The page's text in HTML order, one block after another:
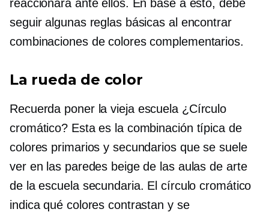
reaccionará ante ellos. En base a esto, debe
seguir algunas reglas básicas al encontrar
combinaciones de colores complementarios.
La rueda de color
Recuerda poner la vieja escuela¿Círculo
cromático? Esta es la combinación típica de
colores primarios y secundarios que se suele
ver en las paredes beige de las aulas de arte
de la escuela secundaria. El círculo cromático
indica qué colores contrastan y se